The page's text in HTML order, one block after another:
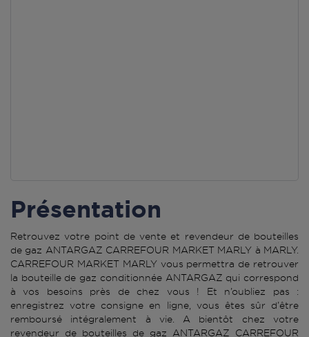
Présentation
Retrouvez votre point de vente et revendeur de bouteilles
de gaz ANTARGAZ CARREFOUR MARKET MARLY à MARLY.
CARREFOUR MARKET MARLY vous permettra de retrouver
la bouteille de gaz conditionnée ANTARGAZ qui correspond
à vos besoins près de chez vous ! Et n’oubliez pas :
enregistrez votre consigne en ligne, vous êtes sûr d’être
remboursé intégralement à vie. A bientôt chez votre
revendeur de bouteilles de gaz ANTARGAZ CARREFOUR